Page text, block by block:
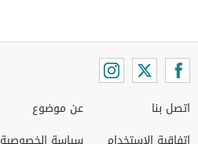
اتصل بنا
عن موضوع